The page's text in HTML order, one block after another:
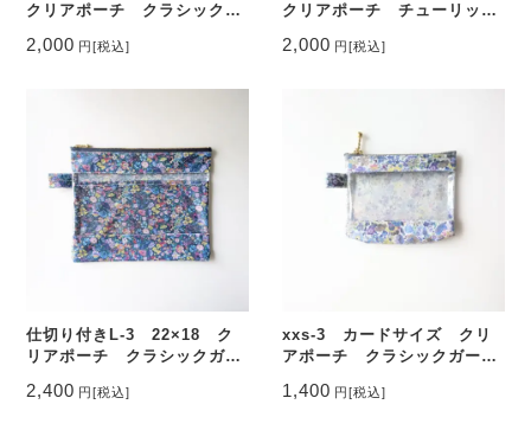
クリアポーチ クラシックガ
ト ♡
2,000 円 [税込]
クリアポーチ チューリップ
ネート ♡
2,000 円 [税込]
仕切り付きL-3 22×18 ク
リアポーチ クラシックガー
ト ♡
2,400 円 [税込]
xxs-3 カードサイズ クリ
アポーチ クラシックガーデ
♡
1,400 円 [税込]